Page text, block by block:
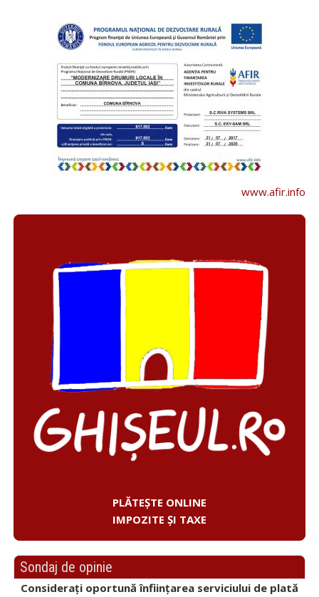
www.afir.info
PLĂTEȘTE ONLINE
IMPOZITE ȘI TAXE
Sondaj de opinie
Considerați oportună înființarea serviciului de plată